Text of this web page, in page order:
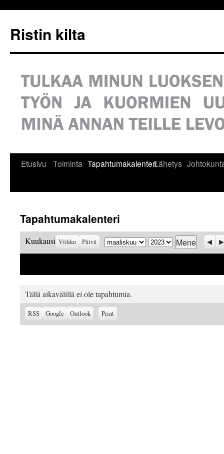
Ristin kilta
Etusivu Toiminta TapahtumakalenteriLähetys
Tapahtumakalenteri
Kuukausi Viikko Päivä Kuukausi Vuosi
Tällä aikavälillä ei ole tapahtumia.
RSS
Subscribe
Google
Subscribe
Outlook Print